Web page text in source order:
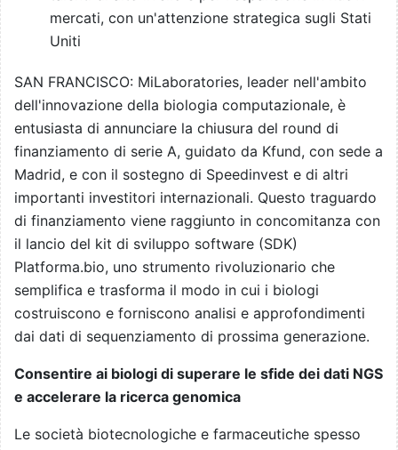
mercati, con un'attenzione strategica sugli Stati
Uniti
SAN FRANCISCO: MiLaboratories, leader nell'ambito
dell'innovazione della biologia computazionale, è
entusiasta di annunciare la chiusura del round di
finanziamento di serie A, guidato da Kfund, con sede a
Madrid, e con il sostegno di Speedinvest e di altri
importanti investitori internazionali. Questo traguardo
di finanziamento viene raggiunto in concomitanza con
il lancio del kit di sviluppo software (SDK)
Platforma.bio, uno strumento rivoluzionario che
semplifica e trasforma il modo in cui i biologi
costruiscono e forniscono analisi e approfondimenti
dai dati di sequenziamento di prossima generazione.
Consentire ai biologi di superare le sfide dei dati NGS
e accelerare la ricerca genomica
Le società biotecnologiche e farmaceutiche spesso